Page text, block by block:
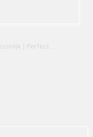
| Perfect…